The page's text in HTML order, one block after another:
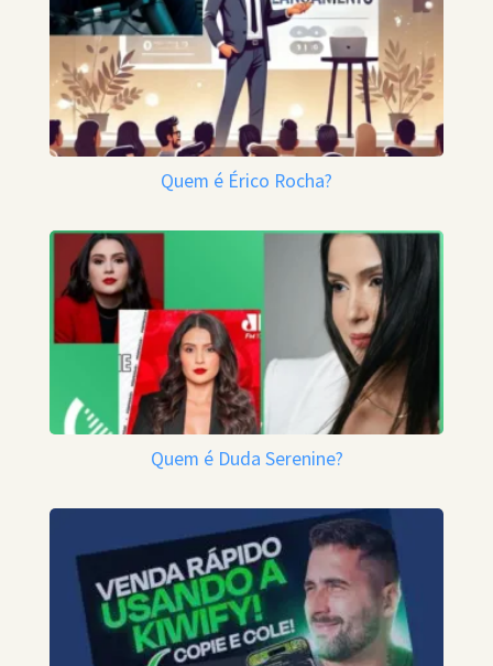
Quem é Érico Rocha?
Quem é Duda Serenine?